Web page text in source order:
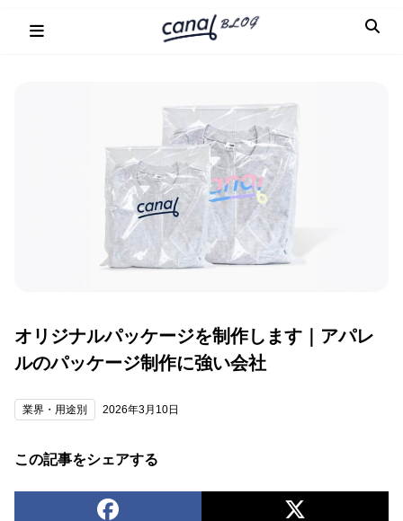
オリジナルパッケージを制作します｜アパレ
ルのパッケージ制作に強い会社
業界・用途別 2026年3月10日
この記事をシェアする